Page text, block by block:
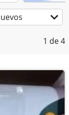
1 de 4